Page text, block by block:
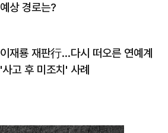
예상 경로는?
이재룡 재판行…다시 떠오른 연예계
'사고 후 미조치' 사례